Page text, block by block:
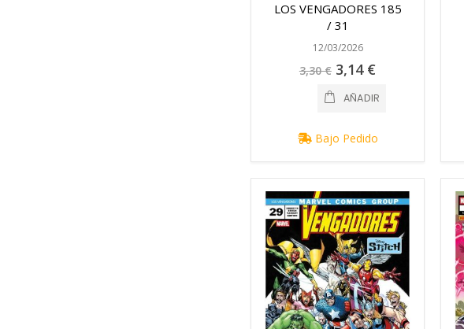
LOS VENGADORES 185
/ 31
12/03/2026
3,30 € Precio
especial
3,14 €
AÑADIR
Bajo Pedido